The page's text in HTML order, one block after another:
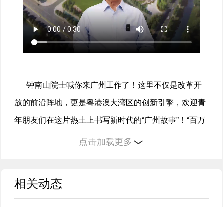
钟南山院士喊你来广州工作了！这里不仅是改革开
放的前沿阵地，更是粤港澳大湾区的创新引擎，欢迎青
年朋友们在这片热土上书写新时代的“广州故事”！“百万
英才汇南粤”2025年N城联动春季招聘活动，4月12日北
点击加载更多
相关动态